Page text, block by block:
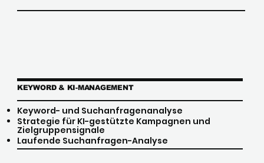
KEYWORD & KI-MANAGEMENT
Keyword- und Suchanfragenanalyse
Strategie für KI-gestützte Kampagnen und
Zielgruppensignale
Laufende Suchanfragen-Analyse